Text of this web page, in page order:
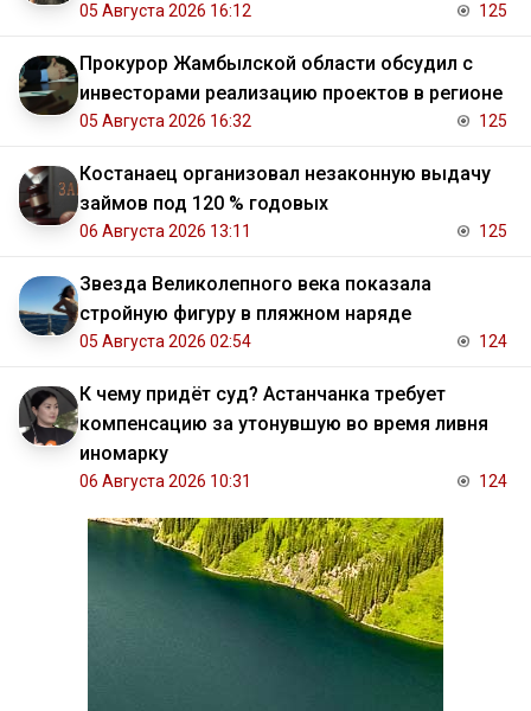
05 Августа 2026 16:12 125
Прокурор Жамбылской области обсудил с
инвесторами реализацию проектов в регионе
05 Августа 2026 16:32 125
Костанаец организовал незаконную выдачу
займов под 120 % годовых
06 Августа 2026 13:11 125
Звезда Великолепного века показала
стройную фигуру в пляжном наряде
05 Августа 2026 02:54 124
К чему придёт суд? Астанчанка требует
компенсацию за утонувшую во время ливня
иномарку
06 Августа 2026 10:31 124